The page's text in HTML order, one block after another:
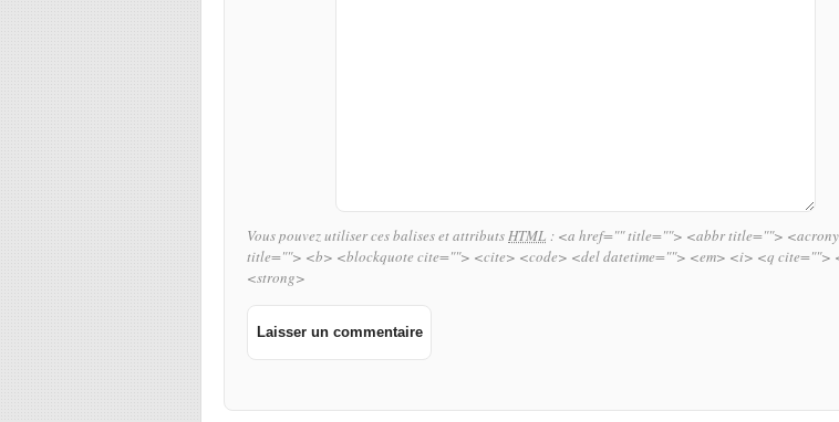
Vous pouvez utiliser ces balises et attributsHTML : <a href="" title=""> <abbr title="">
title=""> <b> <blockquote cite=""> <cite> <code> <del datetime=""> <em> <i> <q cite="">
<strong>